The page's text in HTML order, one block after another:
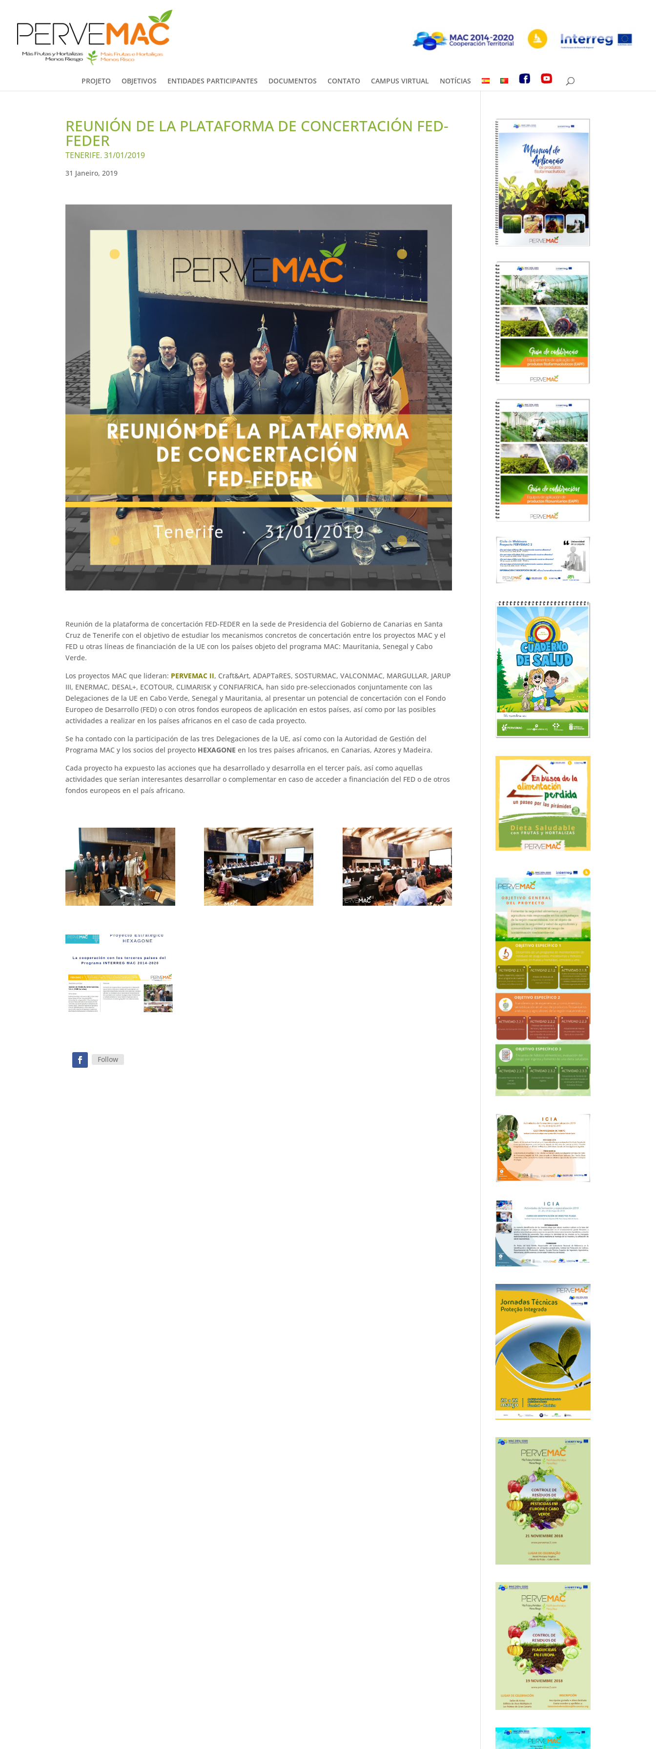
PROJETO OBJETIVOS ENTIDADES PARTICIPANTES DOCUMENTOS CONTATO CAMPUS VIRTUAL NOTÍCIAS
REUNIÓN DE LA PLATAFORMA DE CONCERTACIÓN FED-
FEDER
TENERIFE. 31/01/2019
31 Janeiro, 2019
Reunión de la plataforma de concertación FED-FEDER en la sede de Presidencia del Gobierno de Canarias en Santa
Cruz de Tenerife con el objetivo de estudiar los mecanismos concretos de concertación entre los proyectos MAC y el
FED u otras líneas de financiación de la UE con los países objeto del programa MAC: Mauritania, Senegal y Cabo
Verde.
Los proyectos MAC que lideran: PERVEMAC II, Craft&Art, ADAPTaRES, SOSTURMAC, VALCONMAC, MARGULLAR, JARUP
III, ENERMAC, DESAL+, ECOTOUR, CLIMARISK y CONFIAFRICA, han sido pre-seleccionados conjuntamente con las
Delegaciones de la UE en Cabo Verde, Senegal y Mauritania, al presentar un potencial de concertación con el Fondo
Europeo de Desarrollo (FED) o con otros fondos europeos de aplicación en estos países, así como por las posibles
actividades a realizar en los países africanos en el caso de cada proyecto.
Se ha contado con la participación de las tres Delegaciones de la UE, así como con la Autoridad de Gestión del
Programa MAC y los socios del proyecto HEXAGONE en los tres países africanos, en Canarias, Azores y Madeira.
Cada proyecto ha expuesto las acciones que ha desarrollado y desarrolla en el tercer país, así como aquellas
actividades que serían interesantes desarrollar o complementar en caso de acceder a financiación del FED o de otros
fondos europeos en el país africano.
Follow